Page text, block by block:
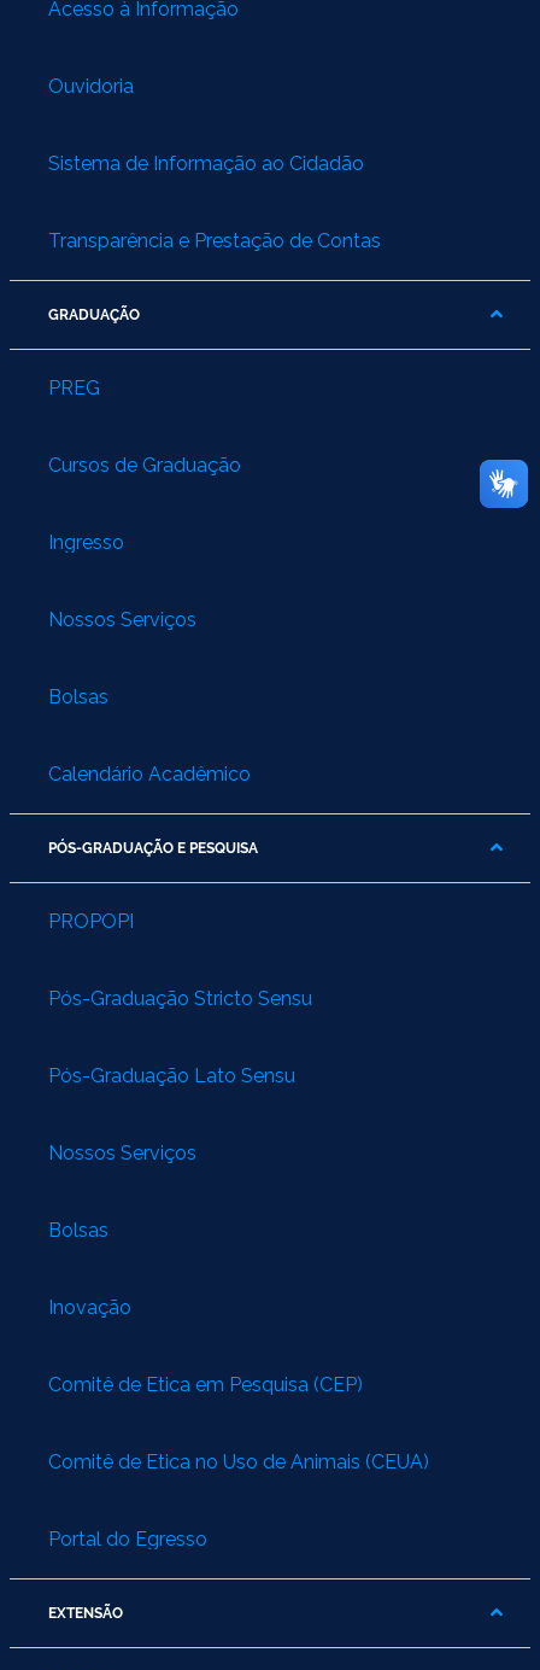
Acesso à Informação
Ouvidoria
Sistema de Informação ao Cidadão
Transparência e Prestação de Contas
GRADUAÇÃO
PREG
Cursos de Graduação
Ingresso
Nossos Serviços
Bolsas
Calendário Acadêmico
PÓS-GRADUAÇÃO E PESQUISA
PROPOPI
Pós-Graduação Stricto Sensu
Pós-Graduação Lato Sensu
Nossos Serviços
Bolsas
Inovação
Comitê de Ética em Pesquisa (CEP)
Comitê de Ética no Uso de Animais (CEUA)
Portal do Egresso
EXTENSÃO